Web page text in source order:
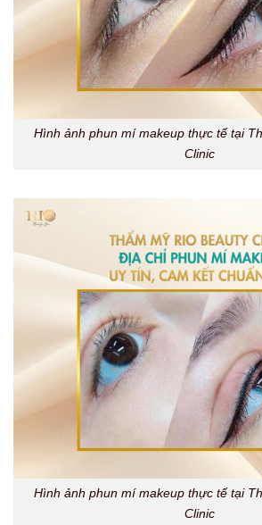
Hình ảnh phun mí makeup thực tế tại
Clinic
Hình ảnh phun mí makeup thực tế tại
Clinic